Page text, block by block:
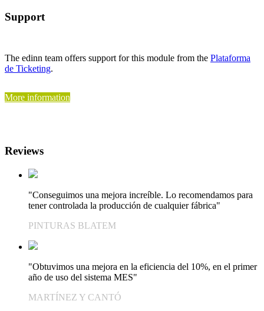
Support
The edinn team offers support for this module from the Plataforma
de Ticketing.
More information
Reviews
"Conseguimos una mejora increíble. Lo recomendamos para
tener controlada la producción de cualquier fábrica"
PINTURAS BLATEM
"Obtuvimos una mejora en la eficiencia del 10%, en el primer
año de uso del sistema MES"
MARTÍNEZ Y CANTÓ